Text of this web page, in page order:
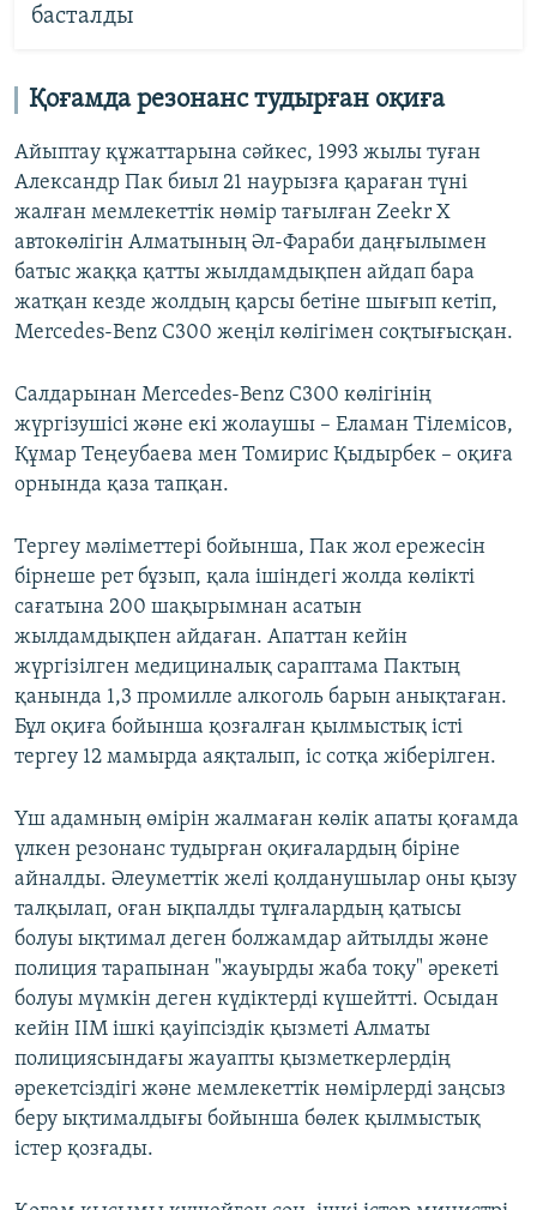
басталды
Қоғамда резонанс тудырған оқиға
Айыптау құжаттарына сәйкес, 1993 жылы туған
Александр Пак биыл 21 наурызға қараған түні
жалған мемлекеттік нөмір тағылған Zeekr X
автокөлігін Алматының Әл-Фараби даңғылымен
батыс жаққа қатты жылдамдықпен айдап бара
жатқан кезде жолдың қарсы бетіне шығып кетіп,
Mercedes-Benz C300 жеңіл көлігімен соқтығысқан.
Салдарынан Mercedes-Benz C300 көлігінің
жүргізушісі және екі жолаушы – Еламан Тілемісов,
Құмар Теңеубаева мен Томирис Қыдырбек – оқиға
орнында қаза тапқан.
Тергеу мәліметтері бойынша, Пак жол ережесін
бірнеше рет бұзып, қала ішіндегі жолда көлікті
сағатына 200 шақырымнан асатын
жылдамдықпен айдаған. Апаттан кейін
жүргізілген медициналық сараптама Пактың
қанында 1,3 промилле алкоголь барын анықтаған.
Бұл оқиға бойынша қозғалған қылмыстық істі
тергеу 12 мамырда аяқталып, іс сотқа жіберілген.
Үш адамның өмірін жалмаған көлік апаты қоғамда
үлкен резонанс тудырған оқиғалардың біріне
айналды. Әлеуметтік желі қолданушылар оны қызу
талқылап, оған ықпалды тұлғалардың қатысы
болуы ықтимал деген болжамдар айтылды және
полиция тарапынан "жауырды жаба тоқу" әрекеті
болуы мүмкін деген күдіктерді күшейтті. Осыдан
кейін ІІМ ішкі қауіпсіздік қызметі Алматы
полициясындағы жауапты қызметкерлердің
әрекетсіздігі және мемлекеттік нөмірлерді заңсыз
беру ықтималдығы бойынша бөлек қылмыстық
істер қозғады.